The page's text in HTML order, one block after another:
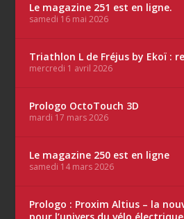
Le magazine 251 est en ligne.
samedi 16 mai 2026
Triathlon L de Fréjus by Ekoï :
mercredi 1 avril 2026
Prologo OctoTouch 3D
mardi 17 mars 2026
Le magazine 250 est en ligne
samedi 14 mars 2026
Prologo : Proxim Altius – la